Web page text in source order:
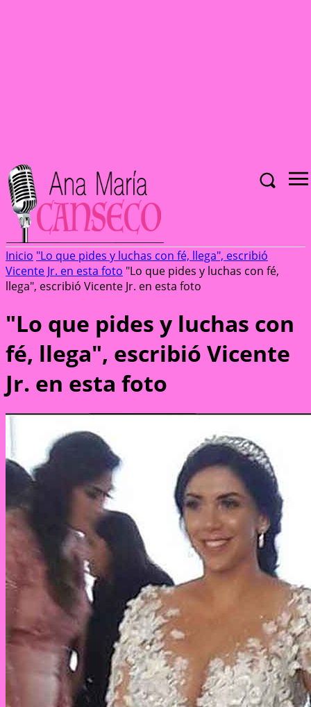
Inicio "Lo que pides y luchas con fé, llega", escribió
Vicente Jr. en esta foto "Lo que pides y luchas con fé,
llega", escribió Vicente Jr. en esta foto
"Lo que pides y luchas con
fé, llega", escribió Vicente
Jr. en esta foto